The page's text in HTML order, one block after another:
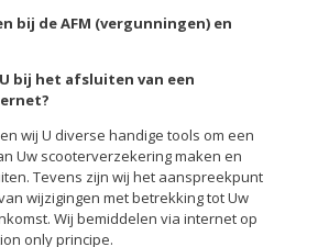
bij de AFM (vergunningen) en
bij het afsluiten van een
wij U diverse handige tools om een
Uw scooterverzekering maken en
Tevens zijn wij het aanspreekpunt
wijzigingen met betrekking tot Uw
Wij bemiddelen via internet op
only principe.